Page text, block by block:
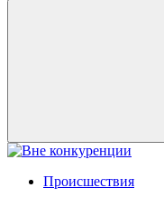
Происшествия